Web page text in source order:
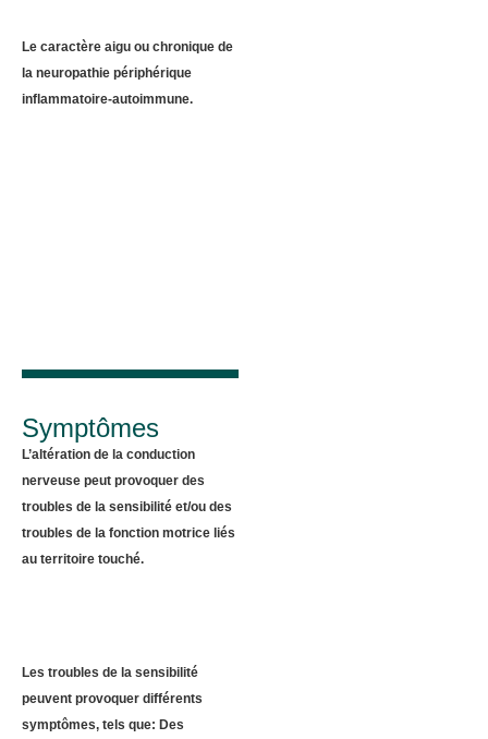
Le caractère aigu ou chronique de
la neuropathie périphérique
inflammatoire-autoimmune.
Symptômes
L’altération de la conduction
nerveuse peut provoquer des
troubles de la sensibilité et/ou des
troubles de la fonction motrice liés
au territoire touché.
Les troubles de la sensibilité
peuvent provoquer différents
symptômes, tels que: Des